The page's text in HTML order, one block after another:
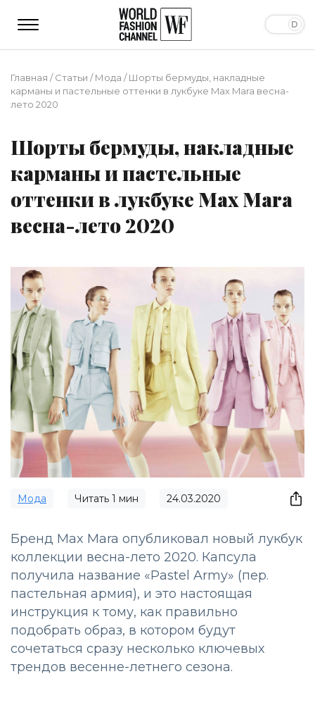
Главная /Статьи /Мода /Шорты бермуды, накладные
карманы и пастельные оттенки в лукбуке Max Mara весна-
лето 2020
Шорты бермуды, накладные
карманы и пастельные
оттенки в лукбуке Max Mara
весна-лето 2020
Мода Читать 1 мин 24.03.2020
Бренд Max Mara опубликовал новый лукбук
коллекции весна-лето 2020. Капсула
получила название «Pastel Army» (пер.
пастельная армия), и это настоящая
инструкция к тому, как правильно
подобрать образ, в котором будут
сочетаться сразу несколько ключевых
трендов весенне-летнего сезона.